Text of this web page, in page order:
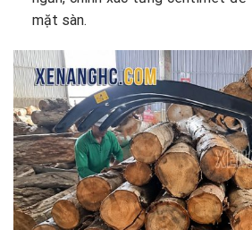
mặt sàn.